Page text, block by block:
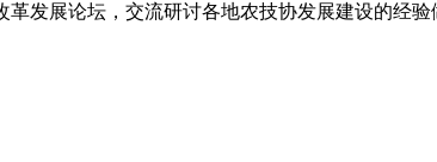
发展论坛，交流研讨各地农技协发展建设的经